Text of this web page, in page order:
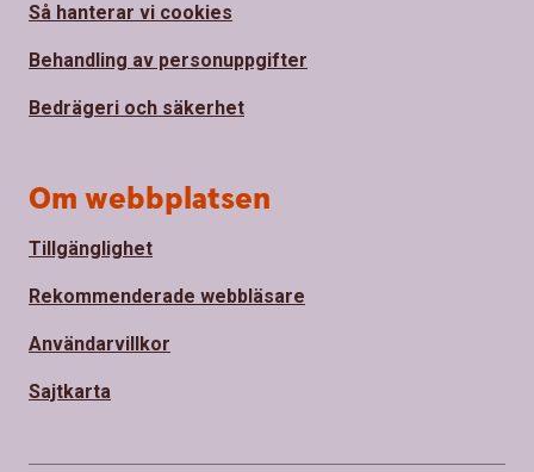
Så hanterar vi cookies
Behandling av personuppgifter
Bedrägeri och säkerhet
Om webbplatsen
Tillgänglighet
Rekommenderade webbläsare
Användarvillkor
Sajtkarta